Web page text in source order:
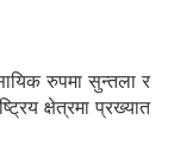
रुपमा सुन्तला र
क्षेत्रमा प्रख्यात